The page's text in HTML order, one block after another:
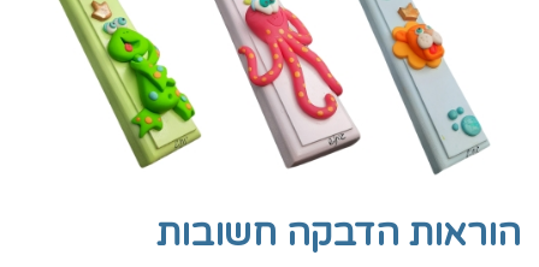
הוראות הדבקה חשובות